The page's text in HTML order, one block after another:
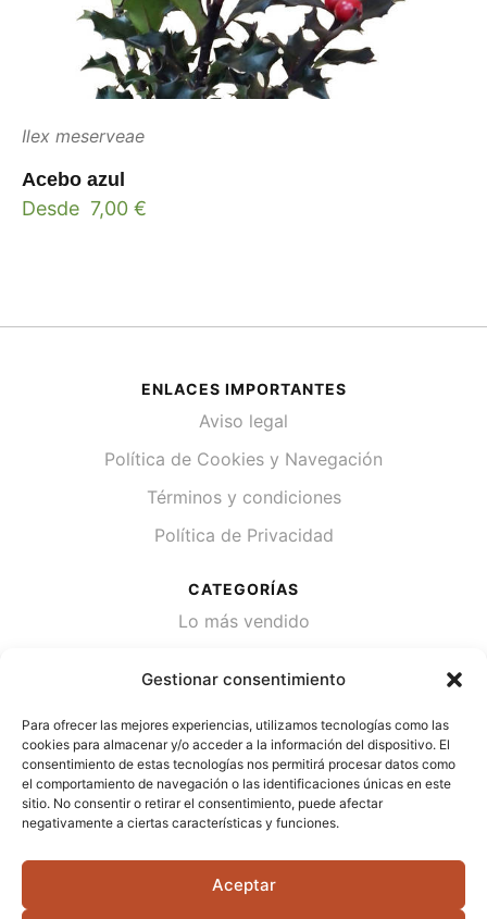
Gestionar consentimiento
Para ofrecer las mejores experiencias, utilizamos tecnologías como las
cookies para almacenar y/o acceder a la información del dispositivo. El
consentimiento de estas tecnologías nos permitirá procesar datos como
el comportamiento de navegación o las identificaciones únicas en este
sitio. No consentir o retirar el consentimiento, puede afectar
negativamente a ciertas características y funciones.
Aceptar
Ilex meserveae
Acebo azul
Desde 7,00 €
ENLACES IMPORTANTES
Aviso legal
Política de Cookies y Navegación
Términos y condiciones
Política de Privacidad
CATEGORÍAS
Lo más vendido
Desinfección de agua
CONTACTA
Cami Primera Marrada, SN, 25600, Balaguer
info@jardipamies.com